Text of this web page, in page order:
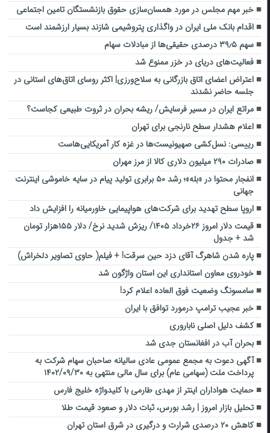
خبر مهم مجلس در مورد همسان‌سازی حقوق بازنشستگان تامین اجتماعی
اقدام بانک ملی ایران در واگذاری پتروشیمی شازند بسیار ارزشمند است
سهم ۳۹٫۵ درصدی حقیقی‌ها از مبادلات سهام
فعالیت‌های دریای در خزر ممنوع شد
اعتراض اعضای اتاق بازرگانی به سلاح‌ورزی| اکثر روسای اتاق‌های استانی در
جلسه حاضر نشدند
مراتع ایران در مسیر ‌فرسایش‌/ ریشه بحران در ثروت طبیعی کجاست؟
اعلام هشدار سطح نارنجی برای تهران
رییسی: نسل‌کشی صهیونیست‌‎ها در غزه کار آمریکایی‌هاست
صادرات ۲۹۰ میلیون دلاری کالا از مرز مهران
انفجار محتوا در «بله»؛ رشد ۵۰ برابری تولید پیام در سایه خاموشی اینترنت
جهانی
اروپا سطح تهدید برای شرکت‌های هواپیمایی خاورمیانه را افزایش داد
قیمت دلار امروز ۲۶خرداد ۱۴۰۵/ ریزش شدید نرخ/ دلار ۱۵۵هزار تومان
شد + جدول
پاره شدن شاهرگ آقای دزد حین سرقت! + فیلم( حاوی تصاویر دلخراش)
خودروی معاون استانداری این استان واژگون شد
سامسونگ وضعیت فوق العاده اعلام کرد!
خبر عجیب ترامپ درمورد توافق با ایران
کشف دلیل اصلی ناباروری
بحران آب در افغانستان جدی شد
آگهی دعوت به مجمع عمومی عادی سالیانه صاحبان سهام شرکت به
پرداخت ملت (سهامی عام) برای سال مالی منتهی به ۱۴۰۲/۰۹/۳۰
حمایت هواداران اینتر از مهدی طارمی با کلیدواژه خلیج فارس
تحلیل بازار امروز | رشد بورس، ثبات دلار و صعود قیمت طلا
کاهش ۲۰ درصدی شرارت و درگیری در شرق استان تهران